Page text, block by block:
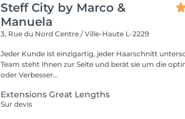
Steff City by Marco &
Manuela
3, Rue du NordCentre / Ville-Haute L-2229
Jeder Kunde ist einzigartig, jeder Haarschnitt
Team steht Ihnen zur Seite und berät sie um die
oder Verbesser...
Extensions Great Lengths
Sur devis